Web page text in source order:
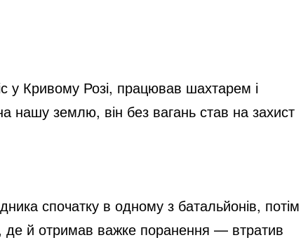
у Кривому Розі, працював шахтарем і
землю, він без вагань став на захист
спочатку в одному з батальйонів, потім
де й отримав важке поранення — втратив